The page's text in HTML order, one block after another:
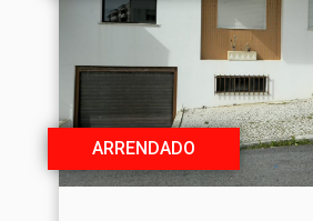
ARRENDADO